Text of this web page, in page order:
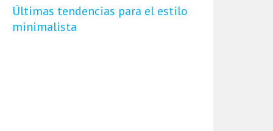
Últimas tendencias para el estilo
minimalista